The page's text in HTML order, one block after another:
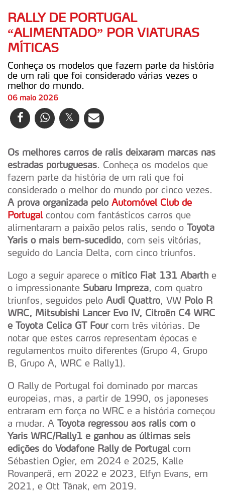
RALLY DE PORTUGAL
“ALIMENTADO” POR VIATURAS
MÍTICAS
Conheça os modelos que fazem parte da história
de um rali que foi considerado várias vezes o
melhor do mundo.
06 maio 2026
Os melhores carros de ralis deixaram marcas nas
estradas portuguesas. Conheça os modelos que
fazem parte da história de um rali que foi
considerado o melhor do mundo por cinco vezes.
A prova organizada pelo Automóvel Club de
Portugalcontou com fantásticos carros que
alimentaram a paixão pelos ralis, sendo o Toyota
Yaris o mais bem-sucedido, com seis vitórias,
seguido do Lancia Delta, com cinco triunfos.
Logo a seguir aparece o mítico Fiat 131 Abarth e
o impressionante Subaru Impreza, com quatro
triunfos, seguidos pelo Audi Quattro, VW Polo R
WRC, Mitsubishi Lancer Evo IV, Citroën C4 WRC
e Toyota Celica GT Four com três vitórias. De
notar que estes carros representam épocas e
regulamentos muito diferentes (Grupo 4, Grupo
B, Grupo A, WRC e Rally1).
O Rally de Portugal foi dominado por marcas
europeias, mas, a partir de 1990, os japoneses
entraram em força no WRC e a história começou
a mudar. A Toyota regressou aos ralis com o
Yaris WRC/Rally1 e ganhou as últimas seis
edições do Vodafone Rally de Portugal com
Sébastien Ogier, em 2024 e 2025, Kalle
Rovanperä, em 2022 e 2023, Elfyn Evans, em
2021, e Ott Tänak, em 2019.